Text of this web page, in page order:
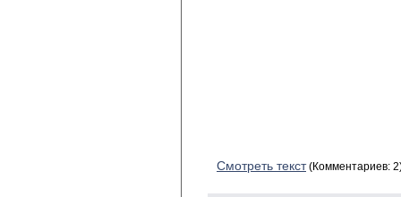
Смотреть текст(Комментариев: